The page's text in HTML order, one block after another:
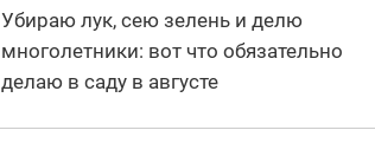
Убираю лук, сею зелень и делю
многолетники: вот что обязательно
делаю в саду в августе